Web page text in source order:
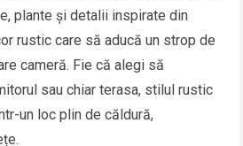
plante și detalii inspirate din
rustic care să aducă un strop de
cameră. Fie că alegi să
sau chiar terasa, stilul rustic
un loc plin de căldură,